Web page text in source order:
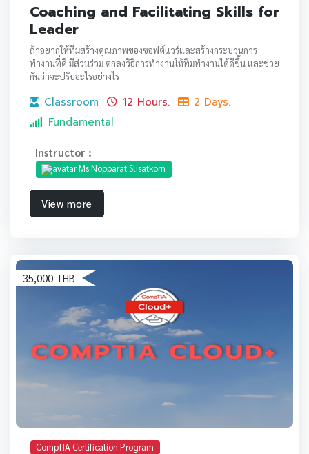
Coaching and Facilitating Skills for
Leader
ถ้าอยากให้ทีมสร้างคุณภาพของซอฟต์แวร์และสร้างกระบวนการ
ทำงานที่ดี มีส่วนร่วม ตกลงวิธีการทำงานให้ทีมทำงานได้ดีขึ้น และช่วย
กันว่าจะปรับอะไรอย่างไร
Classroom 12 Hours.
2 Days.
Fundamental
Instructor :
Ms.Nopparat Slisatkorn
View more
35,000 THB
CompTIA Certification Program